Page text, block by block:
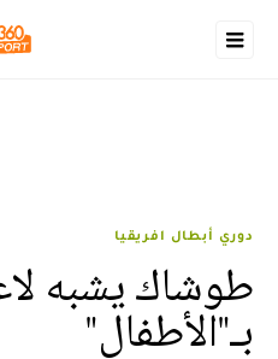
دوري أبطال افريقيا
طوشاك يشبه
بـ"الأطفال"